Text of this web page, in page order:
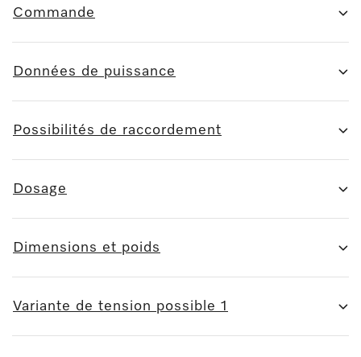
Commande
Données de puissance
Possibilités de raccordement
Dosage
Dimensions et poids
Variante de tension possible 1